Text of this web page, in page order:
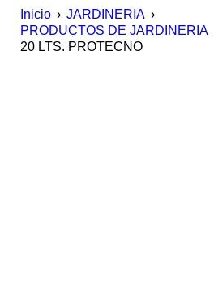
Inicio › JARDINERIA ›
PRODUCTOS DE JARDINERIA
20 LTS. PROTECNO